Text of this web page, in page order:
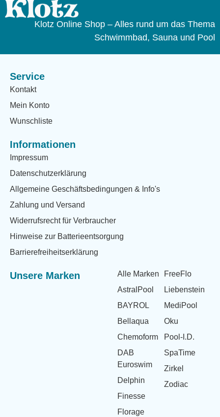
Klotz Online Shop – Alles rund um das Thema
Schwimmbad, Sauna und Pool
Service
Kontakt
Mein Konto
Wunschliste
Informationen
Impressum
Datenschutzerklärung
Allgemeine Geschäftsbedingungen & Info's
Zahlung und Versand
Widerrufsrecht für Verbraucher
Hinweise zur Batterieentsorgung
Barrierefreiheitserklärung
Unsere Marken
Alle Marken
AstralPool
BAYROL
Bellaqua
Chemoform
DAB
Euroswim
Delphin
Finesse
Florage
FreeFlo
Liebenstein
MediPool
Oku
Pool-I.D.
SpaTime
Zirkel
Zodiac